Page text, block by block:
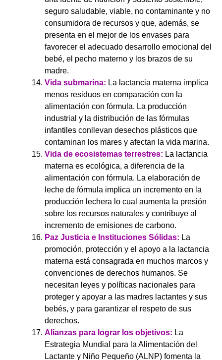
seguro saludable, viable, no contaminante y no
consumidora de recursos y que, además, se
presenta en el mejor de los envases para
favorecer el adecuado desarrollo emocional del
bebé, el pecho materno y los brazos de su
madre.
Vida submarina: La lactancia materna implica
menos residuos en comparación con la
alimentación con fórmula. La producción
industrial y la distribución de las fórmulas
infantiles conllevan desechos plásticos que
contaminan los mares y afectan la vida marina.
Vida de ecosistemas terrestres: La lactancia
materna es ecológica, a diferencia de la
alimentación con fórmula. La elaboración de
leche de fórmula implica un incremento en la
producción lechera lo cual aumenta la presión
sobre los recursos naturales y contribuye al
incremento de emisiones de carbono.
Paz Justicia e Instituciones Sólidas: La
promoción, protección y el apoyo a la lactancia
materna está consagrada en muchos marcos y
convenciones de derechos humanos. Se
necesitan leyes y políticas nacionales para
proteger y apoyar a las madres lactantes y sus
bebés, y para garantizar el respeto de sus
derechos.
Alianzas para lograr los objetivos: La
Estrategia Mundial para la Alimentación del
Lactante y Niño Pequeño (ALNP) fomenta la